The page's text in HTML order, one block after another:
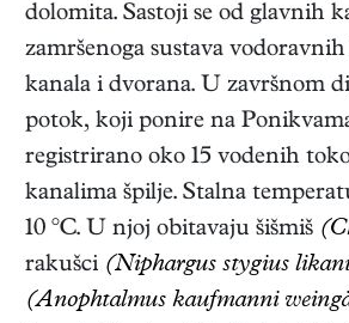
dolomita. Sastoji se od glavnih
zamršenoga sustava
kanala i dvorana. U završnom
potok, koji ponire na
registrirano oko 15 vodenih
kanalima špilje. Stalna
10 °C. U njoj obitavaju šišmiš
rakušci (Niphargus stygius
(Anophtalmus kaufmanni